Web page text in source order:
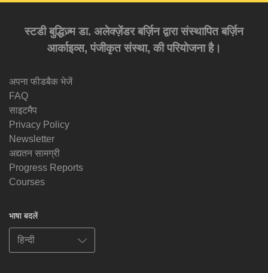
स्टडी बुद्धिज़्म डा. अलेक्ज़ेंडर बर्ज़िन द्वारा संस्थापित बर्ज़िन
आर्काइव्स, पंजीकृत संस्था, की परियोजना है।
अपना फीडबैक भेजें
FAQ
साइटमैप
Privacy Policy
Newsletter
अद्यतन सामग्री
Progress Reports
Courses
भाषा बदलें